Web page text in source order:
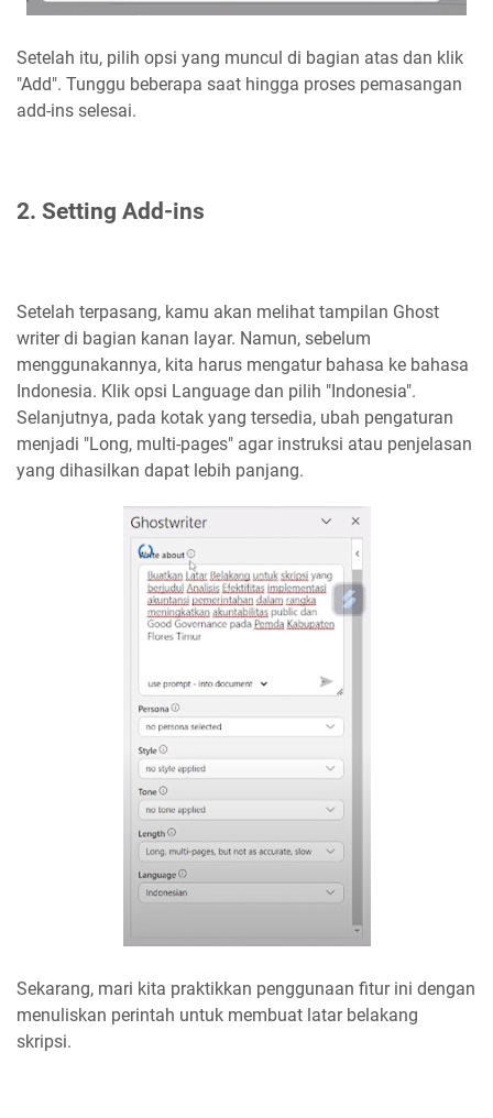
Setelah itu, pilih opsi yang muncul di bagian atas dan klik
"Add". Tunggu beberapa saat hingga proses pemasangan
add-ins selesai.
2. Setting Add-ins
Setelah terpasang, kamu akan melihat tampilan Ghost
writer di bagian kanan layar. Namun, sebelum
menggunakannya, kita harus mengatur bahasa ke bahasa
Indonesia. Klik opsi Language dan pilih "Indonesia".
Selanjutnya, pada kotak yang tersedia, ubah pengaturan
menjadi "Long, multi-pages" agar instruksi atau penjelasan
yang dihasilkan dapat lebih panjang.
Sekarang, mari kita praktikkan penggunaan fitur ini dengan
menuliskan perintah untuk membuat latar belakang
skripsi.